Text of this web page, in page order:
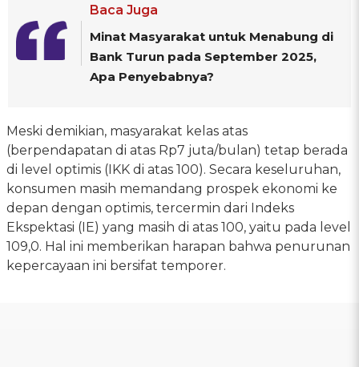
Baca Juga
Minat Masyarakat untuk Menabung di
Bank Turun pada September 2025,
Apa Penyebabnya?
Meski demikian, masyarakat kelas atas
(berpendapatan di atas Rp7 juta/bulan) tetap berada
di level optimis (IKK di atas 100). Secara keseluruhan,
konsumen masih memandang prospek ekonomi ke
depan dengan optimis, tercermin dari Indeks
Ekspektasi (IE) yang masih di atas 100, yaitu pada level
109,0. Hal ini memberikan harapan bahwa penurunan
kepercayaan ini bersifat temporer.